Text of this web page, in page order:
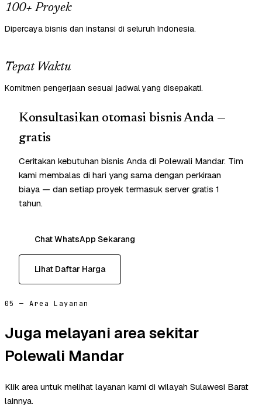
100+ Proyek
Dipercaya bisnis dan instansi di seluruh Indonesia.
Tepat Waktu
Komitmen pengerjaan sesuai jadwal yang disepakati.
Konsultasikan otomasi bisnis Anda —
gratis
Ceritakan kebutuhan bisnis Anda di Polewali Mandar. Tim
kami membalas di hari yang sama dengan perkiraan
biaya — dan setiap proyek termasuk server gratis 1
tahun.
Chat WhatsApp Sekarang
Lihat Daftar Harga
05 — Area Layanan
Juga melayani area sekitar
Polewali Mandar
Klik area untuk melihat layanan kami di wilayah Sulawesi Barat
lainnya.